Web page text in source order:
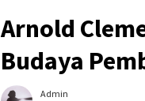
Arnold
Budaya
Admin